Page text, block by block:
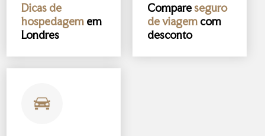
Dicas de
hospedagem em
Londres
Compareseguro
de viagem com
desconto